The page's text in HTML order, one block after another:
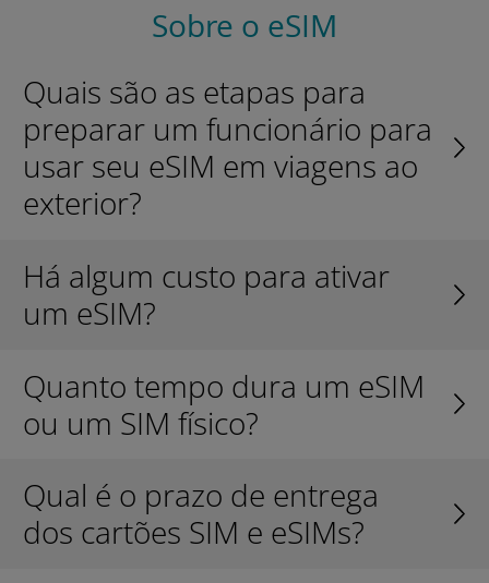
Sobre o eSIM
Quais são as etapas para
preparar um funcionário para
usar seu eSIM em viagens ao
exterior?
Há algum custo para ativar
um eSIM?
Quanto tempo dura um eSIM
ou um SIM físico?
Qual é o prazo de entrega
dos cartões SIM e eSIMs?